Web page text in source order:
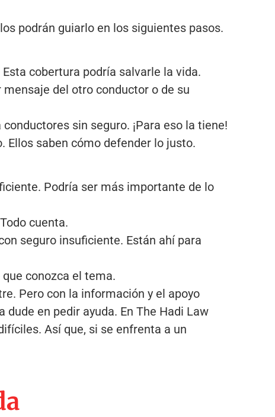
podrán guiarlo en los siguientes pasos.
cobertura podría salvarle la vida.
del otro conductor o de su
sin seguro. ¡Para eso la tiene!
Ellos saben cómo defender lo justo.
Podría ser más importante de lo
cuenta.
seguro insuficiente. Están ahí para
conozca el tema.
Pero con la información y el apoyo
en pedir ayuda. En The Hadi Law
Así que, si se enfrenta a un